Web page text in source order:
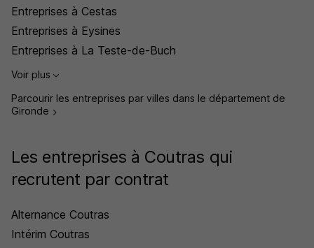
Entreprises à Cestas
Entreprises à Eysines
Entreprises à La Teste-de-Buch
Voir plus
Parcourir les entreprises par villes dans le département de
Gironde
Les entreprises à Coutras qui
recrutent par contrat
Alternance Coutras
Intérim Coutras